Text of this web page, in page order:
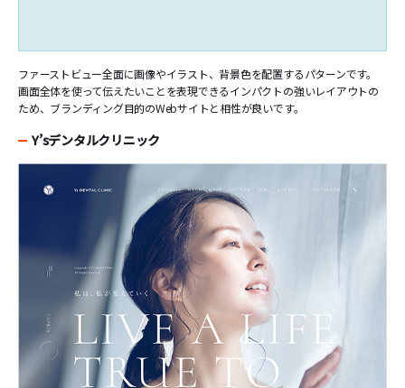
ファーストビュー全面に画像やイラスト、背景色を配置するパターンです。
画面全体を使って伝えたいことを表現できるインパクトの強いレイアウトの
ため、ブランディング目的のWebサイトと相性が良いです。
Y’sデンタルクリニック